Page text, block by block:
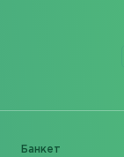
Банкет